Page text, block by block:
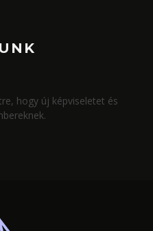
hogy új képviseletet és